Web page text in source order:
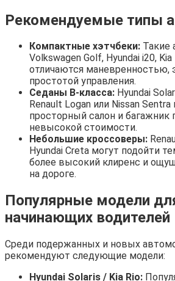
Рекомендуемые типы
Компактные хэтчбеки: Такие
Volkswagen Golf, Hyundai i20, Kia
отличаются маневренностью,
простотой управления.
Седаны B-класса: Hyundai
Renault Logan или Nissan
просторный салон и багажник
невысокой стоимости.
Небольшие кроссоверы:
Hyundai Creta могут подойти
более высокий клиренс и
на дороге.
Популярные модели
начинающих водителей
Среди подержанных и новых
рекомендуют следующие модели:
Hyundai Solaris / Kia Rio: